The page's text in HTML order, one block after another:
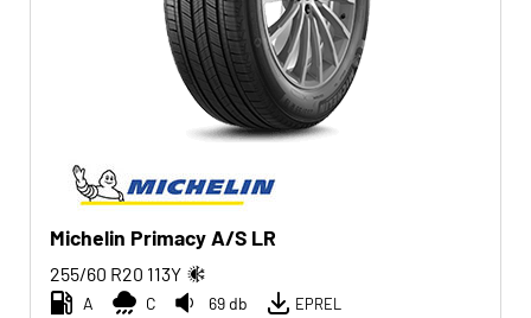
Michelin Primacy A/S LR
255/60 R20 113Y
A C 69 db EPREL